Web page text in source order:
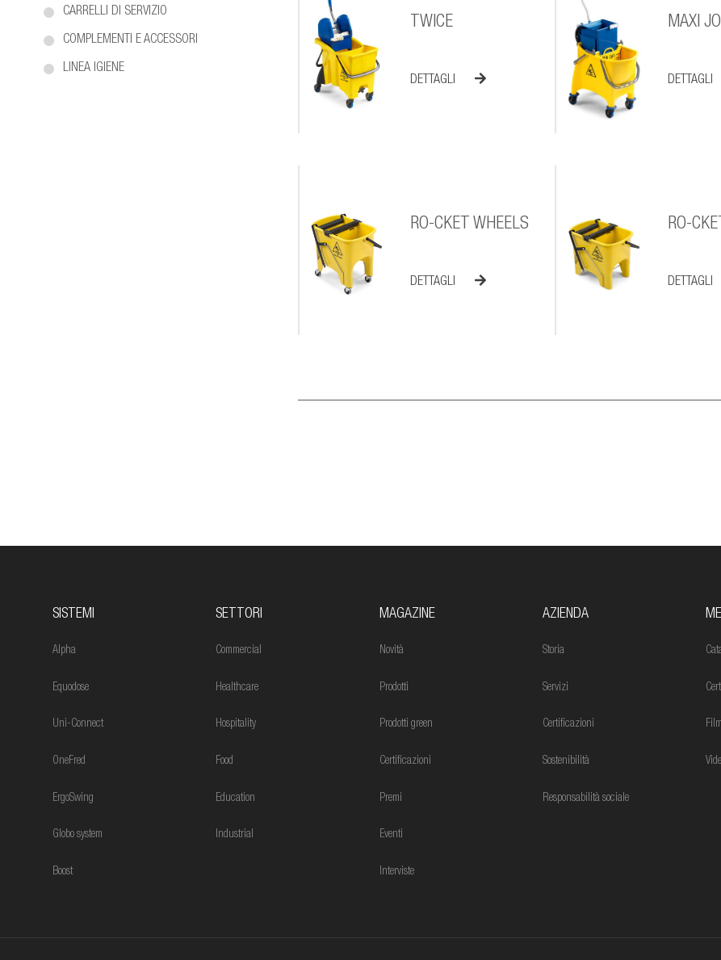
CARRELLI DI SERVIZIO
COMPLEMENTI E ACCESSORI
LINEA IGIENE
TWICE
DETTAGLI
MAXI
DETTAGLI
RO-CKET WHEELS
DETTAGLI
RO-
DETTAGLI
SISTEMI
Alpha
Equodose
Uni-Connect
OneFred
ErgoSwing
Globo system
Boost
SETTORI
Commercial
Healthcare
Hospitality
Food
Education
Industrial
MAGAZINE
Novità
Prodotti
Prodotti green
Certificazioni
Premi
Eventi
Interviste
AZIENDA
Storia
Servizi
Certificazioni
Sostenibilità
Responsabilità sociale